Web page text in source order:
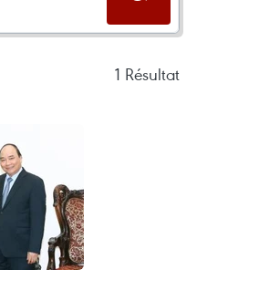
1 Résultat